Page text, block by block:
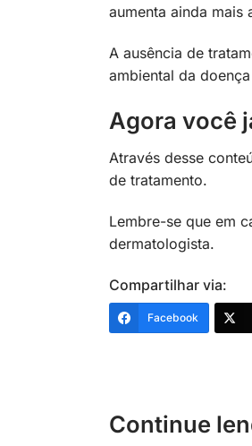
aumenta ainda mais
A ausência de
ambiental da
Agora você
Através desse
de tratamento.
Lembre-se que em
dermatologista.
Compartilhar via:
Facebook
Continue